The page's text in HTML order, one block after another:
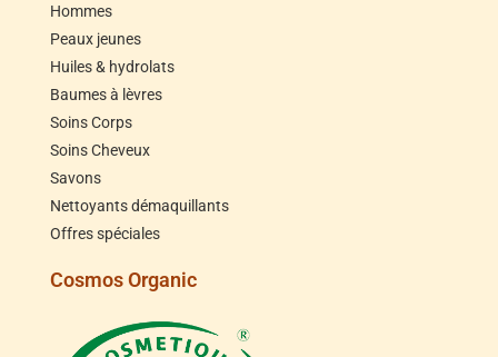
Hommes
Peaux jeunes
Huiles & hydrolats
Baumes à lèvres
Soins Corps
Soins Cheveux
Savons
Nettoyants démaquillants
Offres spéciales
Cosmos Organic